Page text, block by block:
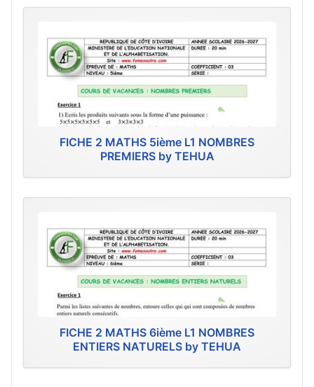
FICHE 2 MATHS 5ième L1 NOMBRES
PREMIERS by TEHUA
FICHE 2 MATHS 6ième L1 NOMBRES
ENTIERS NATURELS by TEHUA